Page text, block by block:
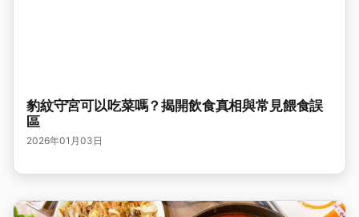
豹紋守宮可以吃菜嗎？揭開飲食真相與常見餵食誤
區
2026年01月03日